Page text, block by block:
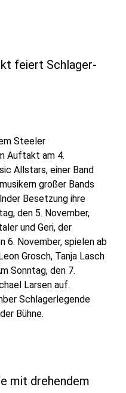
feiert Schlager-
Steeler
Auftakt am 4.
Allstars, einer Band
großer Bands
Besetzung ihre
den 5. November,
und Geri, der
6. November, spielen ab
Grosch, Tanja Lasch
Sonntag, den 7.
Larsen auf.
Schlagerlegende
Bühne.
mit drehendem